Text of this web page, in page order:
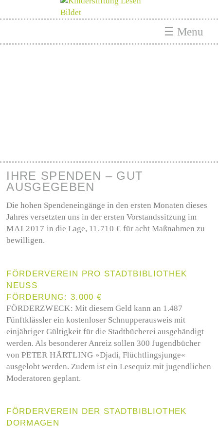
☰ Menu
IHRE SPENDEN – GUT
AUSGEGEBEN
Die hohen Spendeneingänge in den ersten Monaten dieses
Jahres versetzten uns in der ersten Vorstandssitzung im
MAI 2017 in die Lage, 11.710 € für acht Maßnahmen zu
bewilligen.
FÖRDERVEREIN PRO STADTBIBLIOTHEK
NEUSS
FÖRDERUNG: 3.000 €
FÖRDERZWECK: Mit diesem Geld kann an 1.487
Fünftklässler ein kostenloser Schnupperausweis mit
einjähriger Gültigkeit für die Stadtbücherei ausgehändigt
werden. Als besonderer Anreiz sollen 300 Jugendbücher
vonPETER HÄRTLING »Djadi, Flüchtlingsjunge«
ausgelobt werden. Zudem ist ein Lesequiz mit jugendlichen
Moderatoren geplant.
FÖRDERVEREIN DER STADTBIBLIOTHEK
DORMAGEN